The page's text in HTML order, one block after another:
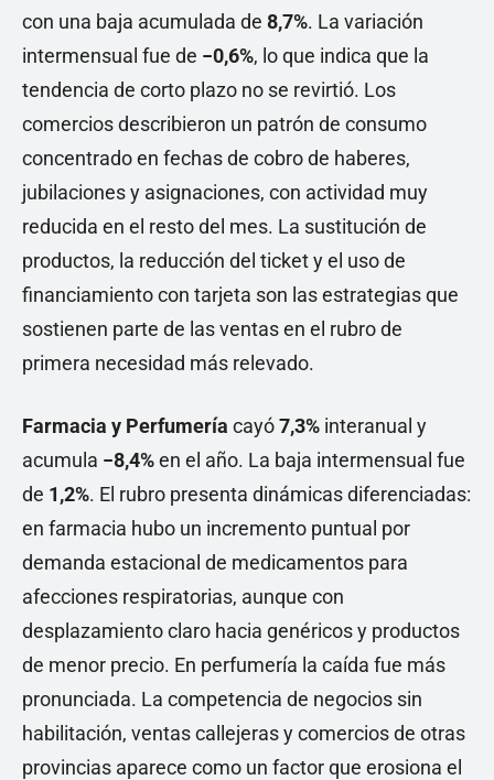
con una baja acumulada de 8,7%. La variación
intermensual fue de −0,6%, lo que indica que la
tendencia de corto plazo no se revirtió. Los
comercios describieron un patrón de consumo
concentrado en fechas de cobro de haberes,
jubilaciones y asignaciones, con actividad muy
reducida en el resto del mes. La sustitución de
productos, la reducción del ticket y el uso de
financiamiento con tarjeta son las estrategias que
sostienen parte de las ventas en el rubro de
primera necesidad más relevado.
Farmacia y Perfumería cayó7,3% interanual y
acumula −8,4%en el año. La baja intermensual fue
de 1,2%. El rubro presenta dinámicas diferenciadas:
en farmacia hubo un incremento puntual por
demanda estacional de medicamentos para
afecciones respiratorias, aunque con
desplazamiento claro hacia genéricos y productos
de menor precio. En perfumería la caída fue más
pronunciada. La competencia de negocios sin
habilitación, ventas callejeras y comercios de otras
provincias aparece como un factor que erosiona el